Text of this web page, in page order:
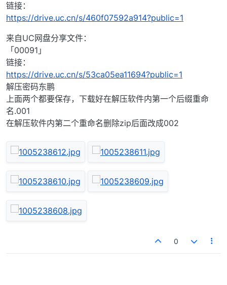
链接：
https://drive.uc.cn/s/460f07592a914?public=1
来自UC网盘分享文件：
「00091」
链接：
https://drive.uc.cn/s/53ca05ea11694?public=1
解压密码东鹏
上面两个都要保存，下载好在解压软件内第一个后缀重命
名.001
在解压软件内第二个重命名删除zip后面改成002
0